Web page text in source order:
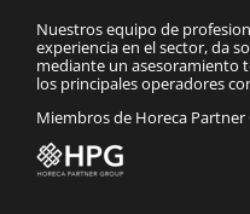
Nuestros equipo de
experiencia en el sector, da
mediante un asesoramiento
los principales operadores
Miembros de Horeca Partner